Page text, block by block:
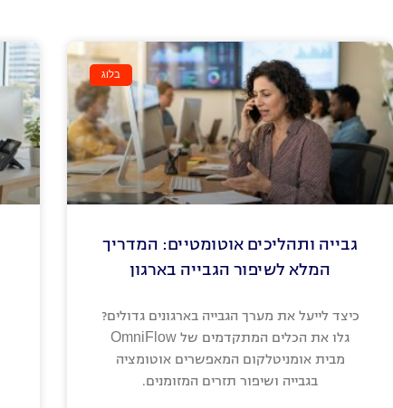
בלוג
גבייה ותהליכים אוטומטיים: המדריך
המלא לשיפור הגבייה בארגון
כיצד לייעל את מערך הגבייה בארגונים גדולים?
גלו את הכלים המתקדמים של OmniFlow
מבית אומניטלקום המאפשרים אוטומציה
בגבייה ושיפור תזרים המזומנים.